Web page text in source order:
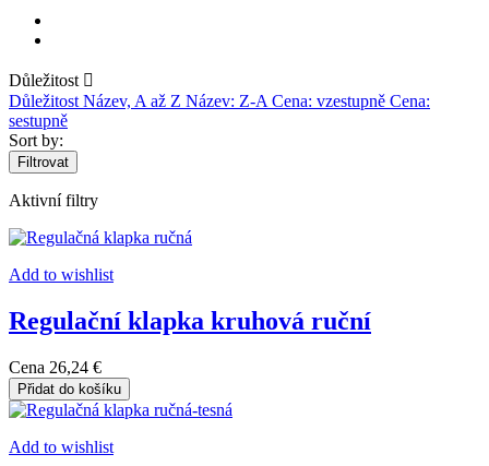
Důležitost 
Důležitost Název, A až Z Název: Z-A Cena: vzestupně Cena:
sestupně
Sort by:
Filtrovat
Aktivní filtry
Add to wishlist
Regulační klapka kruhová ruční
Cena 26,24 €
Přidat do košíku
Add to wishlist